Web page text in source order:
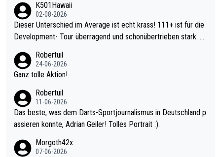
K501Hawaii
02-08-2026
Dieser Unterschied im Average ist echt krass! 111+ ist für die
Development- Tour überragend und schonübertrieben stark. U
mal 40+ erst recht. Da gewinnst keinen Blumentopf - ist ja noc
h krasser wie ein Pokalspiel eines Kreisligisten vs einem Bund
Robertuil
24-06-2026
Ganz tolle Aktion!
Robertuil
11-06-2026
Das beste, was dem Darts-Sportjournalismus in Deutschland p
assieren konnte, Adrian Geiler! Tolles Portrait :).
Morgoth42x
07-06-2026